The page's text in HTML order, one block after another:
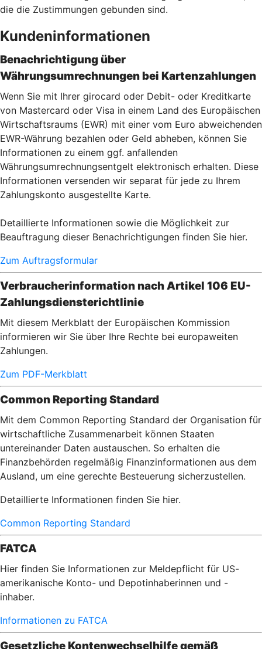
die die Zustimmungen gebunden sind.
Kundeninformationen
Benachrichtigung über
Währungsumrechnungen bei Kartenzahlungen
Wenn Sie mit Ihrer girocard oder Debit- oder Kreditkarte
von Mastercard oder Visa in einem Land des Europäischen
Wirtschaftsraums (EWR) mit einer vom Euro abweichenden
EWR-Währung bezahlen oder Geld abheben, können Sie
Informationen zu einem ggf. anfallenden
Währungsumrechnungsentgelt elektronisch erhalten. Diese
Informationen versenden wir separat für jede zu Ihrem
Zahlungskonto ausgestellte Karte.
Detaillierte Informationen sowie die Möglichkeit zur
Beauftragung dieser Benachrichtigungen finden Sie hier.
Zum Auftragsformular
Verbraucherinformation nach Artikel 106 EU-
Zahlungsdiensterichtlinie
Mit diesem Merkblatt der Europäischen Kommission
informieren wir Sie über Ihre Rechte bei europaweiten
Zahlungen.
Zum PDF-Merkblatt
Common Reporting Standard
Mit dem Common Reporting Standard der Organisation für
wirtschaftliche Zusammenarbeit können Staaten
untereinander Daten austauschen. So erhalten die
Finanzbehörden regelmäßig Finanzinformationen aus dem
Ausland, um eine gerechte Besteuerung sicherzustellen.
Detaillierte Informationen finden Sie hier.
Common Reporting Standard
FATCA
Hier finden Sie Informationen zur Meldepflicht für US-
amerikanische Konto- und Depotinhaberinnen und -
inhaber.
Informationen zu FATCA
Gesetzliche Kontenwechselhilfe gemäß